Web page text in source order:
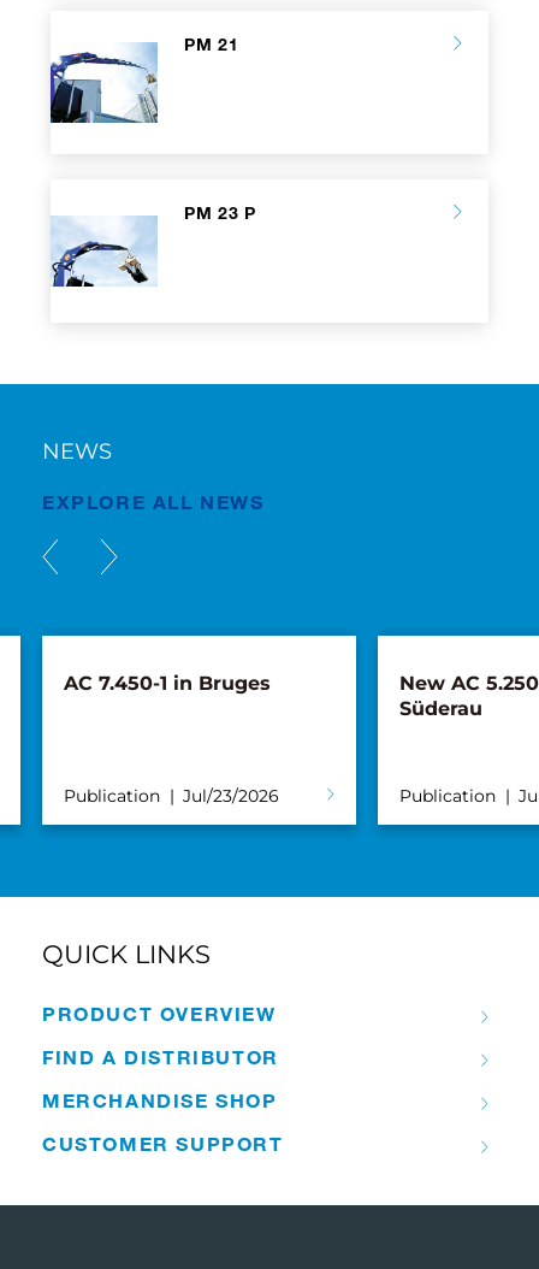
PM 21
PM 23 P
NEWS
EXPLORE ALL NEWS
AC 7.450-1 in Bruges
Publication Jul/23/2026
New AC
Süderau
Publication
QUICK LINKS
PRODUCT OVERVIEW
FIND A DISTRIBUTOR
MERCHANDISE SHOP
CUSTOMER SUPPORT